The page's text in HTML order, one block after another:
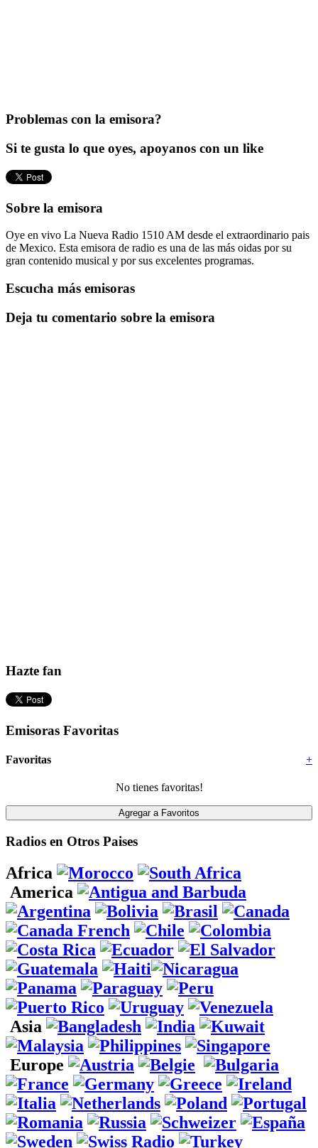
Problemas con la emisora?
Si te gusta lo que oyes, apoyanos con un like
Sobre la emisora
Oye en vivo La Nueva Radio 1510 AM desde el extraordinario pais
de Mexico. Esta emisora de radio es una de las más oidas por su
gran contenido musical y por sus excelentes programas.
Escucha más emisoras
Deja tu comentario sobre la emisora
Hazte fan
Emisoras Favoritas
+
Favoritas
No tienes favoritas!
Radios en Otros Paises
Africa
America
Asia
Europe